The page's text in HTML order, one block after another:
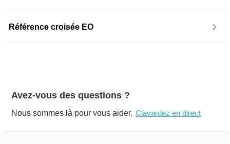
Référence croisée EO
Avez-vous des questions ?
Nous sommes là pour vous aider. Clavardez en direct